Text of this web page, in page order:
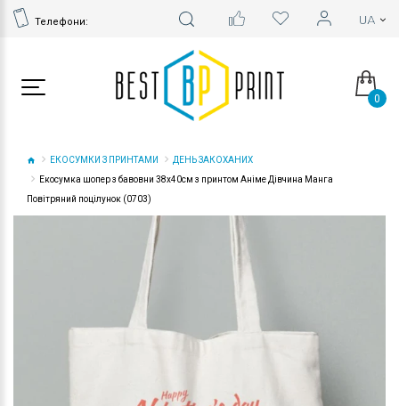
Телефони:
0
ЕКОСУМКИ З ПРИНТАМИ
ДЕНЬ ЗАКОХАНИХ
Екосумка шопер з бавовни 38х40см з принтом Аніме Дівчина Манга
Повітряний поцілунок (0703)